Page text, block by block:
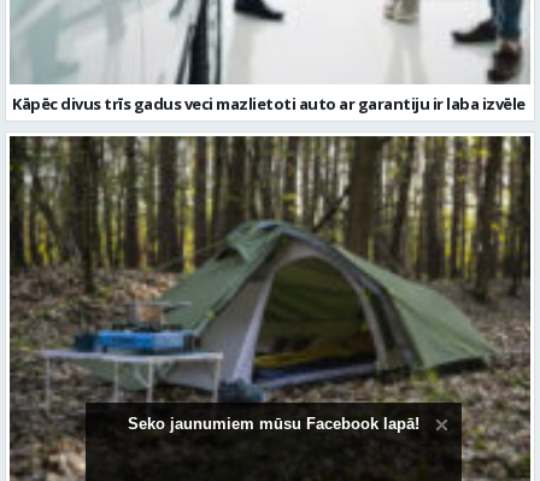
Kāpēc divus trīs gadus veci mazlietoti auto ar garantiju ir laba izvēle
Seko jaunumiem mūsu Facebook lapā!